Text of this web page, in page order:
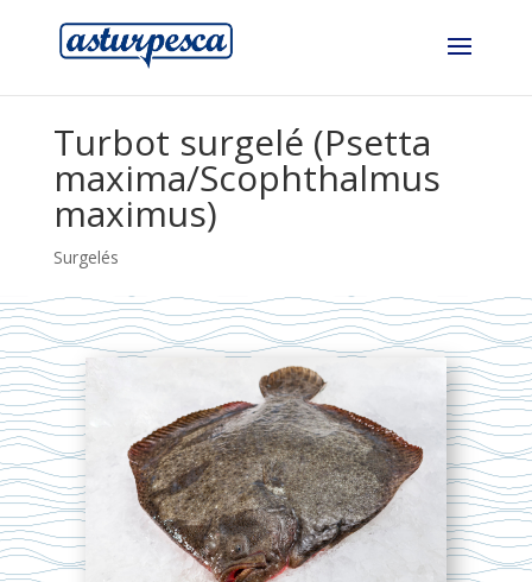
Turbot surgelé (Psetta
maxima/Scophthalmus
maximus)
Surgelés